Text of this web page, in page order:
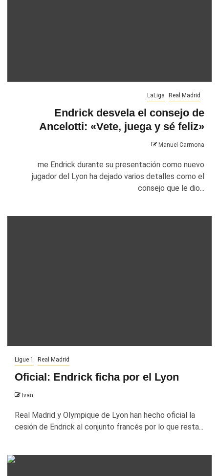
LaLiga Real Madrid
Endrick desvela el consejo de
Ancelotti: «Vete, juega y sé feliz»
Manuel Carmona
me Endrick durante su presentación como nuevo
jugador del Lyon ha dejado varios detalles como el
consejo que le dio...
Ligue 1 Real Madrid
Oficial: Endrick ficha por el Lyon
Ivan
Real Madrid y Olympique de Lyon han hecho oficial la
cesión de Endrick al conjunto francés por lo que resta...